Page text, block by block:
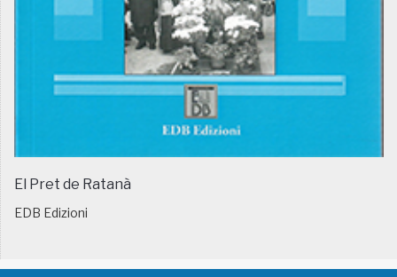
El Pret de Ratanà
EDB Edizioni